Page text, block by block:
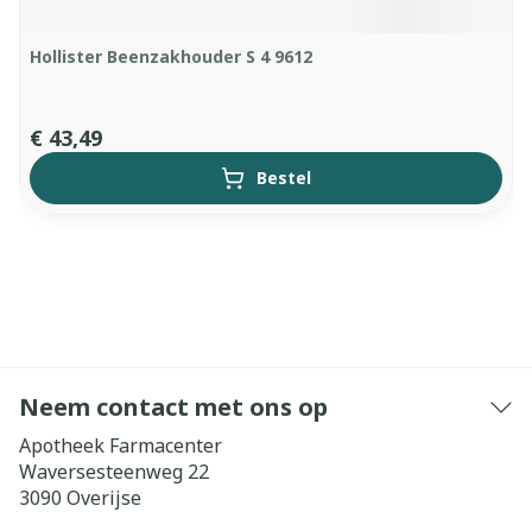
Hollister Beenzakhouder S 4 9612
€ 43,49
Bestel
Neem contact met ons op
Apotheek Farmacenter
Waversesteenweg 22
3090 Overijse